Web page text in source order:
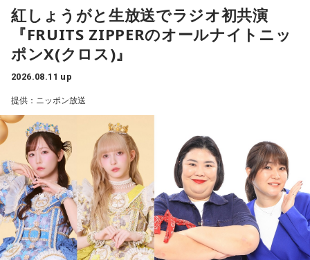
紅しょうがと生放送でラジオ初共演
『FRUITS ZIPPERのオールナイトニッ
ポンX(クロス)』
2026.08.11 up
提供：ニッポン放送